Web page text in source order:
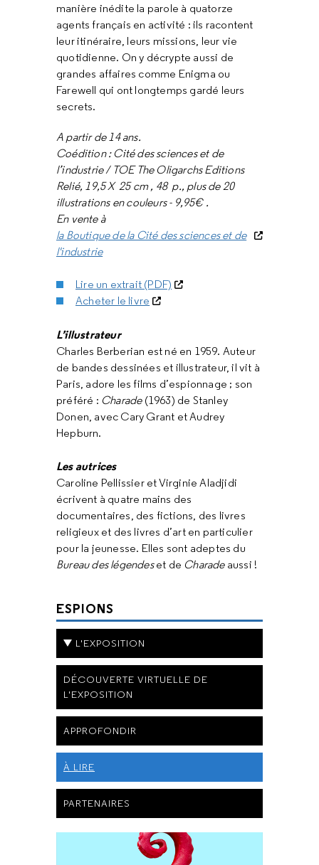
manière inédite la parole à quatorze
agents français en activité : ils racontent
leur itinéraire, leurs missions, leur vie
quotidienne. On y décrypte aussi de
grandes affaires comme Enigma ou
Farewell qui ont longtemps gardé leurs
secrets.
A partir de 14 ans.
Coédition : Cité des sciences et de
l’industrie / TOE The Oligarchs Editions
Relié, 19,5 X 25 cm , 48 p., plus de 20
illustrations en couleurs - 9,95€ .
En vente à
la Boutique de la Cité des sciences et de
l'industrie
Lire un extrait (PDF)
Acheter le livre
L’illustrateur
Charles Berberian est né en 1959. Auteur
de bandes dessinées et illustrateur, il vit à
Paris, adore les films d’espionnage ; son
préféré : Charade(1963) de Stanley
Donen, avec Cary Grant et Audrey
Hepburn.
Les autrices
Caroline Pellissier et Virginie Aladjidi
écrivent à quatre mains des
documentaires, des fictions, des livres
religieux et des livres d’art en particulier
pour la jeunesse. Elles sont adeptes du
Bureau des légendeset de Charadeaussi !
ESPIONS
L'EXPOSITION
DÉCOUVERTE VIRTUELLE DE
L'EXPOSITION
APPROFONDIR
À LIRE
PARTENAIRES